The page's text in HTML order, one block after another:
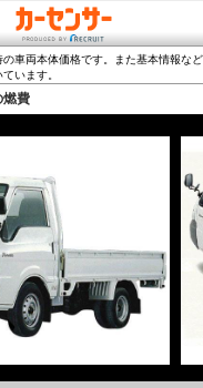
車両本体価格です。また基本情報な
います。
燃費